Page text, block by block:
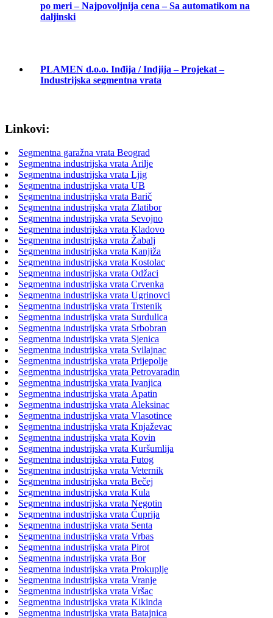
po meri – Najpovoljnija cena – Sa automatikom na
daljinski
PLAMEN d.o.o. Inđija / Indjija – Projekat –
Industrijska segmentna vrata
Linkovi:
Segmentna garažna vrata Beograd
Segmentna industrijska vrata Arilje
Segmentna industrijska vrata Ljig
Segmentna industrijska vrata UB
Segmentna industrijska vrata Barič
Segmentna industrijska vrata Zlatibor
Segmentna industrijska vrata Sevojno
Segmentna industrijska vrata Kladovo
Segmentna industrijska vrata Žabalj
Segmentna industrijska vrata Kanjiža
Segmentna industrijska vrata Kostolac
Segmentna industrijska vrata Odžaci
Segmentna industrijska vrata Crvenka
Segmentna industrijska vrata Ugrinovci
Segmentna industrijska vrata Trstenik
Segmentna industrijska vrata Surdulica
Segmentna industrijska vrata Srbobran
Segmentna industrijska vrata Sjenica
Segmentna industrijska vrata Svilajnac
Segmentna industrijska vrata Prijepolje
Segmentna industrijska vrata Petrovaradin
Segmentna industrijska vrata Ivanjica
Segmentna industrijska vrata Apatin
Segmentna industrijska vrata Aleksinac
Segmentna industrijska vrata Vlasotince
Segmentna industrijska vrata Knjaževac
Segmentna industrijska vrata Kovin
Segmentna industrijska vrata Kuršumlija
Segmentna industrijska vrata Futog
Segmentna industrijska vrata Veternik
Segmentna industrijska vrata Bečej
Segmentna industrijska vrata Kula
Segmentna industrijska vrata Negotin
Segmentna industrijska vrata Ćuprija
Segmentna industrijska vrata Senta
Segmentna industrijska vrata Vrbas
Segmentna industrijska vrata Pirot
Segmentna industrijska vrata Bor
Segmentna industrijska vrata Prokuplje
Segmentna industrijska vrata Vranje
Segmentna industrijska vrata Vršac
Segmentna industrijska vrata Kikinda
Segmentna industrijska vrata Batajnica